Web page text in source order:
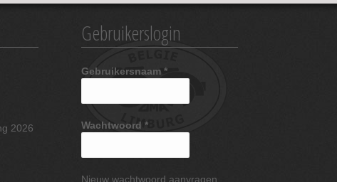
2026
Gebruikerslogin
Gebruikersnaam *
Wachtwoord *
Nieuw wachtwoord aanvragen